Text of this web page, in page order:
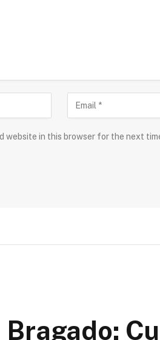
website in this browser for the next
Bragado: